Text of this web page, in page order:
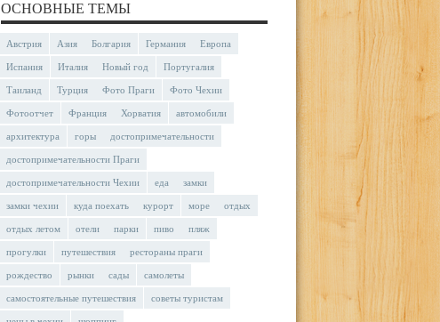
ОСНОВНЫЕ ТЕМЫ
Австрия Азия Болгария Германия Европа
Испания Италия Новый год Португалия
Таиланд Турция Фото Праги Фото Чехии
Фотоотчет Франция Хорватия автомобили
архитектура горы достопримечательности
достопримечательности Праги
достопримечательности Чехии еда замки
замки чехии куда поехать курорт море отдых
отдых летом отели парки пиво пляж
прогулки путешествия рестораны праги
рождество рынки сады самолеты
самостоятельные путешествия советы туристам